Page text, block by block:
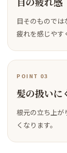
目そのものでは
疲れを感じやす
POINT 03
髪の扱いに
根元の立ち上が
くなります。